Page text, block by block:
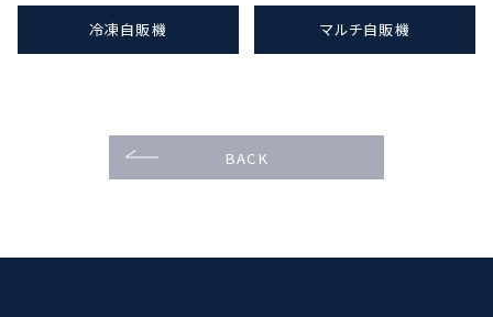
冷凍自販機 マルチ自販機
BACK